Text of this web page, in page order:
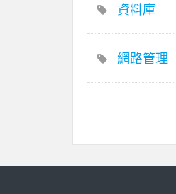
資料庫
網路管理